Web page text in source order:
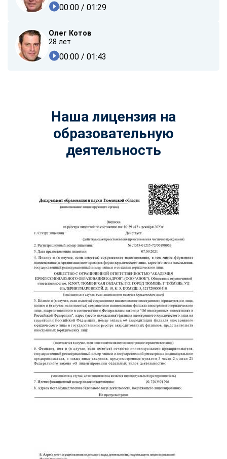
00:00 / 01:29
Олег Котов
28 лет
00:00 / 01:43
Наша лицензия на
образовательную
деятельность